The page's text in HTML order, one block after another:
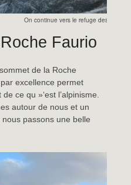
On continue vers le refuge des Ecrins
Faurio
de la Roche
excellence permet
ce qu »‘est l’alpinisme.
autour de nous et un
passons une belle